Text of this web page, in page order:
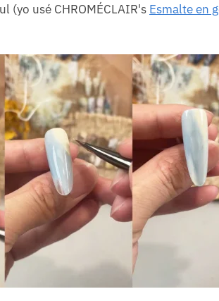
(yo usé CHROMÉCLAIR's Esmalte en